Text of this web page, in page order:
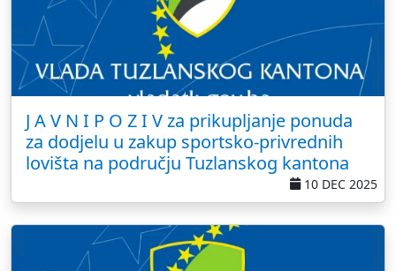
J A V N I P O Z I V za prikupljanje ponuda
za dodjelu u zakup sportsko-privrednih
lovišta na području Tuzlanskog kantona
10 DEC 2025